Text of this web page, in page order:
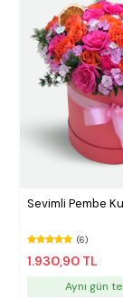
Sevimli Pembe
(6)
1.930,90 TL
Aynı gün